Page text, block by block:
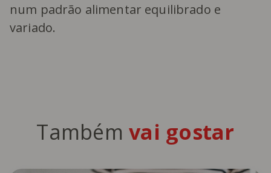
num padrão alimentar equilibrado e
variado.
Tambémvai gostar